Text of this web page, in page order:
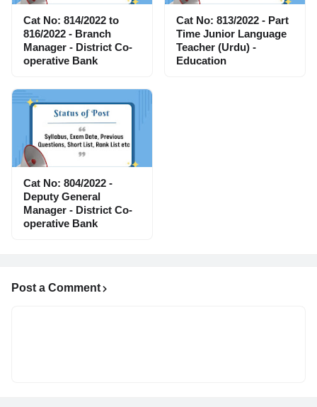
Cat No: 814/2022 to
816/2022 - Branch
Manager - District Co-
operative Bank
Cat No: 813/2022 - Part
Time Junior Language
Teacher (Urdu) -
Education
Cat No: 804/2022 -
Deputy General
Manager - District Co-
operative Bank
Post a Comment